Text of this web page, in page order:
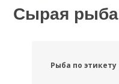
Сырая рыба
Рыба по этикету